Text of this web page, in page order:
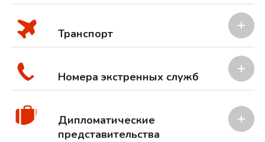
Транспорт
Номера экстренных служб
Дипломатические
представительства